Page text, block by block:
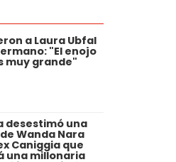
a Laura Ubfal
"El enojo
muy grande"
desestimó una
Wanda Nara
Caniggia que
una millonaria